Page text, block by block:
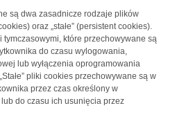
są dwa zasadnicze rodzaje plików
oraz „stałe” (persistent cookies).
tymczasowymi, które przechowywane są
do czasu wylogowania,
lub wyłączenia oprogramowania
pliki cookies przechowywane są w
przez czas określony w
do czasu ich usunięcia przez